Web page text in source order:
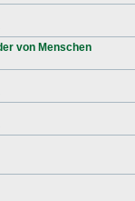
von Menschen